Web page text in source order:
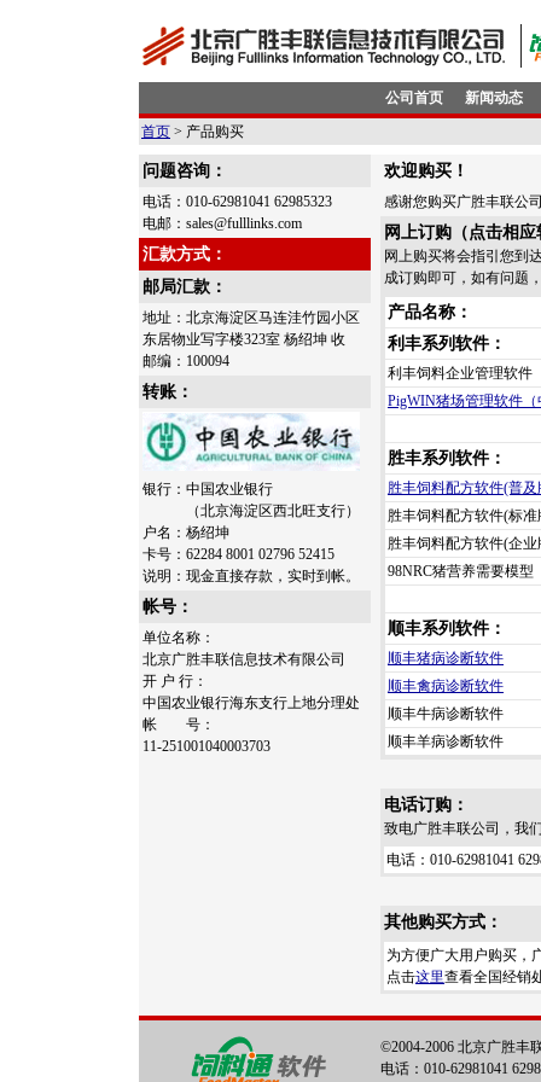
公司首页
新闻动态
首页 > 产品购买
问题咨询：
电话：010-62981041 62985323
电邮：sales@fulllinks.com
汇款方式：
邮局汇款：
地址：北京海淀区马连洼竹园小区
东居物业写字楼323室 杨绍坤 收
邮编：100094
转账：
银行：中国农业银行
（北京海淀区西北旺支行）
户名：杨绍坤
卡号：62284 8001 02796 52415
说明：现金直接存款，实时到帐。
帐号：
单位名称：
北京广胜丰联信息技术有限公司
开 户 行：
中国农业银行海东支行上地分理处
帐 号：
11-251001040003703
欢迎购买！
感谢您购买广胜丰联公
网上订购（点击相
网上购买将会指引您到
成订购即可，如有问题
产品名称：
利丰系列软件：
利丰饲料企业管理软件
PigWIN猪场管理软件
胜丰系列软件：
胜丰饲料配方软件(普及
胜丰饲料配方软件(标准
胜丰饲料配方软件(企业
98NRC猪营养需要模型
顺丰系列软件：
顺丰猪病诊断软件
顺丰禽病诊断软件
顺丰牛病诊断软件
顺丰羊病诊断软件
电话订购：
致电广胜丰联公司，我
电话：010-62981041
其他购买方式：
为方便广大用户购买，
点击这里查看全国经销
©2004-2006 北京广胜丰
电话：010-62981041